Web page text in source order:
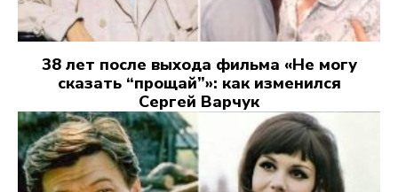
38 лет после выхода фильма «Не могу
сказать “прощай”»: как изменился
Сергей Варчук